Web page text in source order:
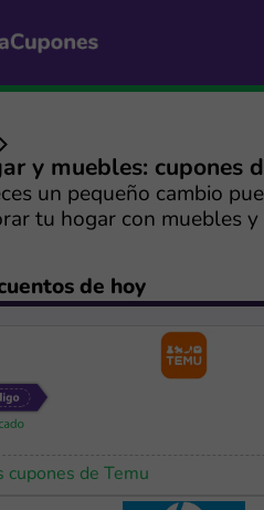
y muebles: cupones
un pequeño cambio
tu hogar con muebles
de hoy
cupones de Temu